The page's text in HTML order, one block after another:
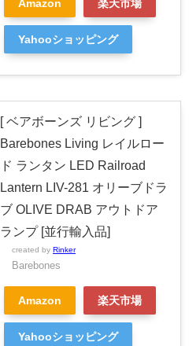
Amazon 楽天市場
Yahooショッピング
[ ベアボーンズ リビング ]
Barebones Living レイルロー
ド ランタン LED Railroad
Lantern LIV-281 オリーブドラ
ブ OLIVE DRAB アウトドア
ランプ [並行輸入品]
created by Rinker
Barebones
Amazon 楽天市場
Yahooショッピング